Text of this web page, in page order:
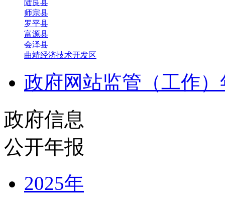
陆良县
师宗县
罗平县
富源县
会泽县
曲靖经济技术开发区
政府网站监管（工作
政府信息
公开年报
2025年